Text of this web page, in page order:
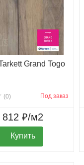
Grand Togo
(0) Под заказ
812 ₽/м2
Купить